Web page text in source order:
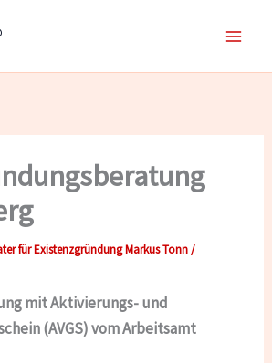
für Existenzgründung Markus Tonn/
mitAktivierungs- und
(AVGS) vom Arbeitsamt